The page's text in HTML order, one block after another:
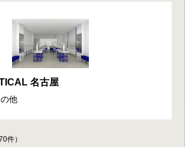
名古屋
他
件）